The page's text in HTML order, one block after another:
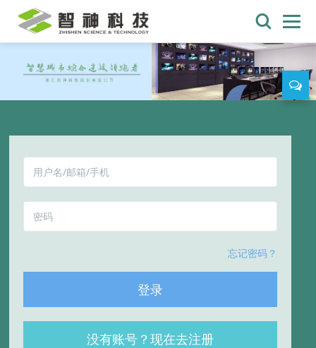
忘记密码？
登录
没有账号？现在去注册